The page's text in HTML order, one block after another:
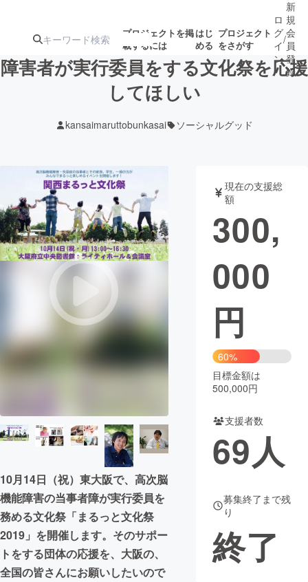
プロジェクトを掲
載するには
はじ
める
プロジェクト
をさがす
ターン
ジェクト
ロジェクト
されます
アート・写真 音楽
テクノロジー・ガジェット ゲーム・サ
映像・映画
ビジネス・起業
まちづくり・地域活性化
CAMPFIRE for Social Good CAMPFIRE Creation
コミュニティ
ロ
グ
イ
ン
/
新
規
会
員
登
録
障害者が実行委員をする文化祭を応援
してほしい
kansaimaruttobunkasai ソーシャルグッド
10月14日（祝）東大阪で、高次脳
機能障害の当事者障が実行委員を
務める文化祭「まるっと文化祭
2019」を開催します。そのサポー
トをする団体の応援を、大阪の、
全国の皆さんにお願いしたいので
現在の支援総
額
300,
000
円
60%
目標金額は
500,000円
支援者数
69人
募集終了まで残
り
終了